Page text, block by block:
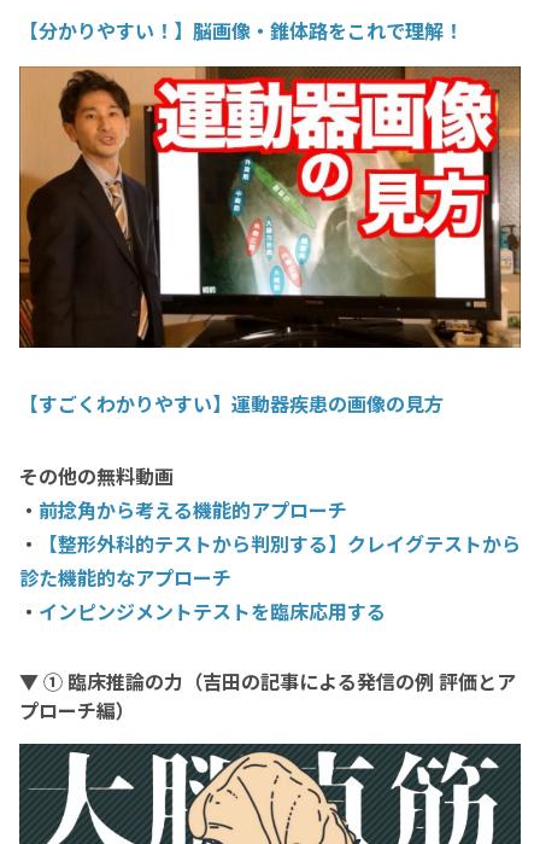
【分かりやすい！】脳画像・錐体路をこれで理解！
【すごくわかりやすい】運動器疾患の画像の見方
その他の無料動画
・ 前捻角から考える機能的アプローチ
・
【整形外科的テストから判別する】クレイグテストから
診た機能的なアプローチ
・ インピンジメントテストを臨床応用する
▼ ① 臨床推論の力（吉田の記事による発信の例 評価とア
プローチ編）